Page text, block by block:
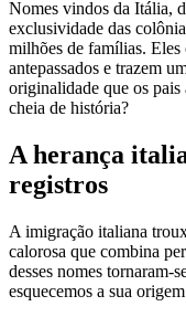
Nomes vindos da Itália,
exclusividade das
milhões de famílias. Eles
antepassados e trazem
originalidade que os pais
cheia de história?
A herança
registros
A imigração italiana
calorosa que combina
desses nomes tornaram-
esquecemos a sua